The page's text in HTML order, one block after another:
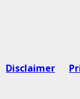
Disclaimer